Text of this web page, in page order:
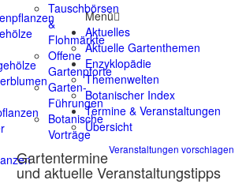
Tauschbörsen
&
Flohmärkte
Offene
Gartenpforte
Garten-
Führungen
Botanische
Vorträge
Veranstaltungen vorschlagen
Gartentermine
und aktuelle Veranstaltungstipps
Menü
Aktuelles
Aktuelle Gartenthemen
Enzyklopädie
Themenwelten
Botanischer Index
Termine & Veranstaltungen
Übersicht